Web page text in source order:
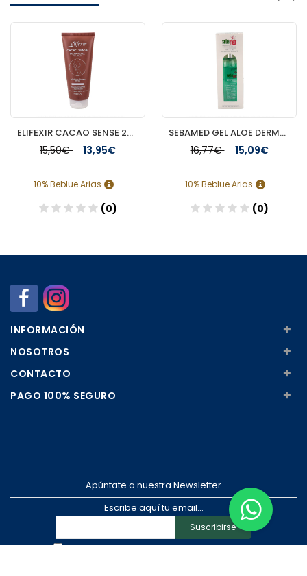
ELIFEXIR CACAO SENSE 200 ML EXFOLIANTE
15,50€ 13,95€
10% Beblue Arias
(0)
SEBAMED GEL ALOE DERMOHIDRATANTE 200 ML
16,77€ 15,09€
10% Beblue Arias
(0)
INFORMACIÓN +
NOSOTROS +
CONTACTO +
PAGO 100% SEGURO +
Apúntate a nuestra Newsletter
Escribe aquí tu email...
Suscribirse
He leído y acepto lapólitica de privacidad